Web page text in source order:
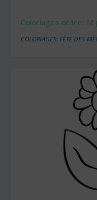
Coloriages online: M
COLORIAGES: FÊTE DES